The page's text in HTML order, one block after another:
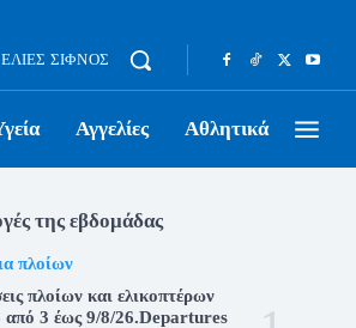
ΣΊΦΝΟΣ
Αγγελίες Αθλητικά
της εβδομάδας
πλοίων
πλοίων και ελικοπτέρων
από 3 έως 9/8/26.Departures